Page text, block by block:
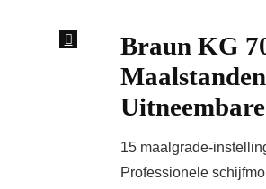
Braun KG
15 maalgrade-
Professionele